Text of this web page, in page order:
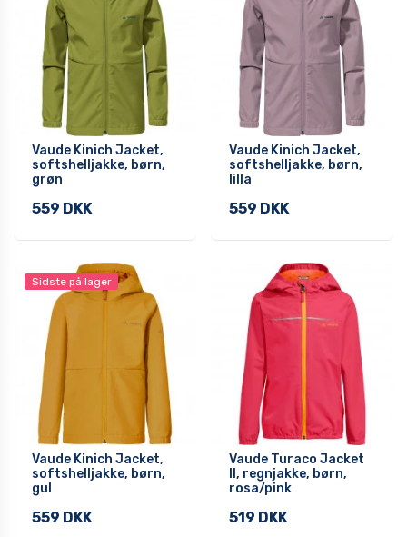
Vaude Kinich Jacket,
softshelljakke, børn,
grøn
559 DKK
Vaude Kinich Jacket,
softshelljakke, børn,
lilla
559 DKK
Sidste på lager
Vaude Kinich Jacket,
softshelljakke, børn,
gul
559 DKK
Vaude Turaco Jacket
II, regnjakke, børn,
rosa/pink
519 DKK